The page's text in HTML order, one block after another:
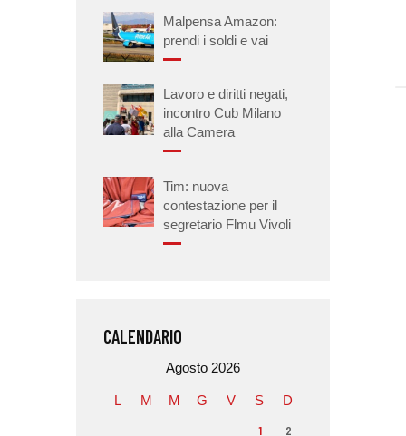
Malpensa Amazon:
prendi i soldi e vai
Lavoro e diritti negati,
incontro Cub Milano
alla Camera
Tim: nuova
contestazione per il
segretario Flmu Vivoli
CALENDARIO
Agosto 2026
L M M G V S D
1
2